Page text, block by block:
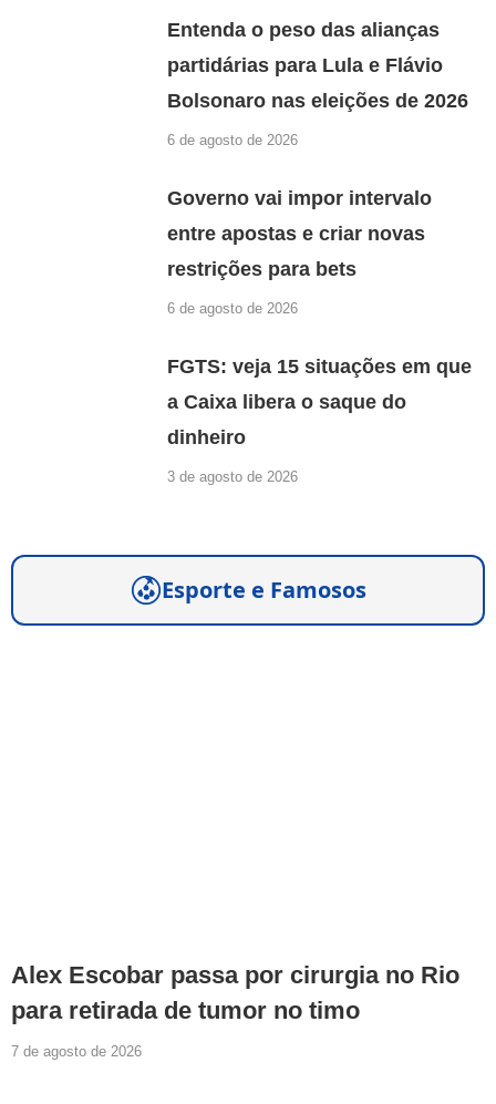
Entenda o peso das alianças
partidárias para Lula e Flávio
Bolsonaro nas eleições de 2026
6 de agosto de 2026
Governo vai impor intervalo
entre apostas e criar novas
restrições para bets
6 de agosto de 2026
FGTS: veja 15 situações em que
a Caixa libera o saque do
dinheiro
3 de agosto de 2026
Esporte e Famosos
Alex Escobar passa por cirurgia no Rio
para retirada de tumor no timo
7 de agosto de 2026